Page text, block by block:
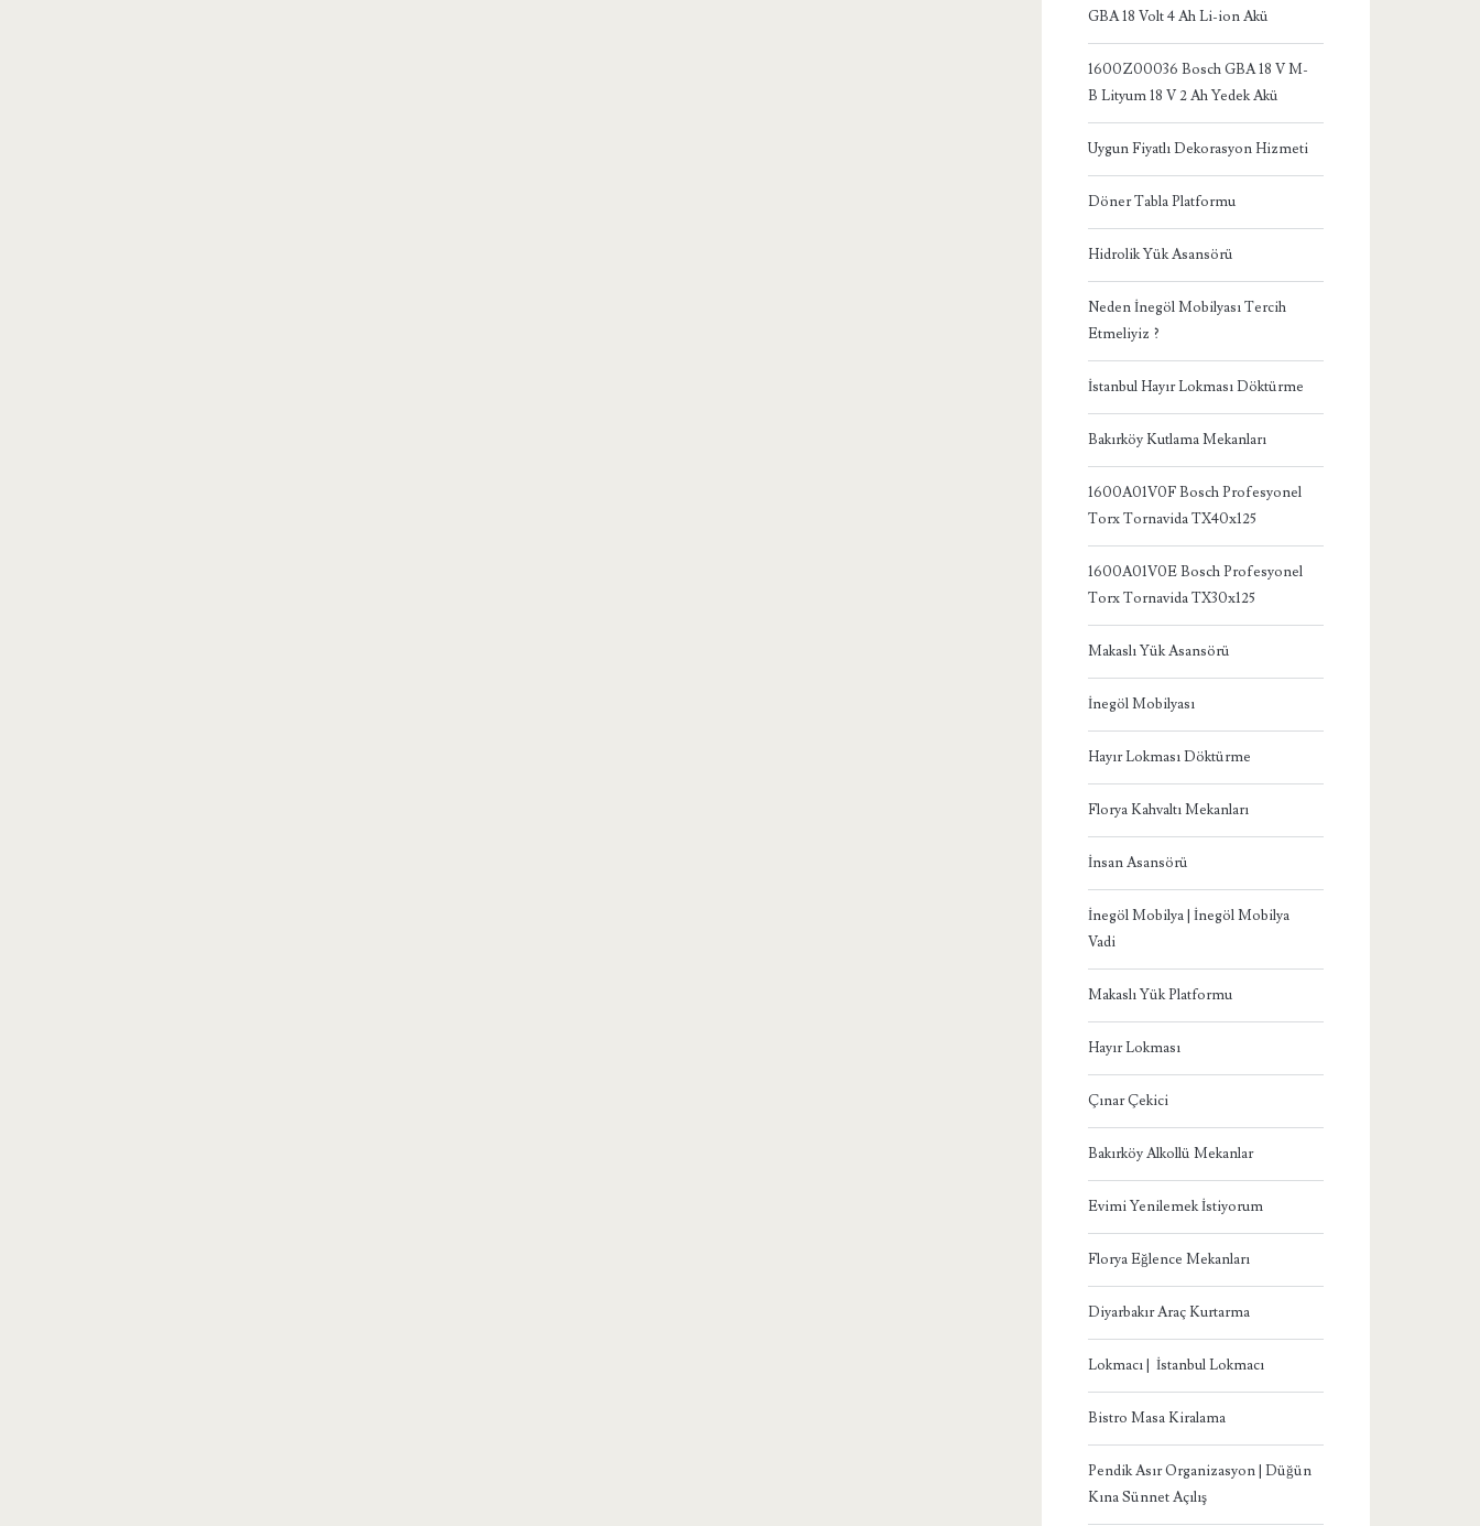
GBA 18 Volt 4 Ah Li-ion Akü
1600Z00036 Bosch GBA 18 V M-
B Lityum 18 V 2 Ah Yedek Akü
Uygun Fiyatlı Dekorasyon Hizmeti
Döner Tabla Platformu
Hidrolik Yük Asansörü
Neden İnegöl Mobilyası Tercih
Etmeliyiz ?
İstanbul Hayır Lokması Döktürme
Bakırköy Kutlama Mekanları
1600A01V0F Bosch Profesyonel
Torx Tornavida TX40x125
1600A01V0E Bosch Profesyonel
Torx Tornavida TX30x125
Makaslı Yük Asansörü
İnegöl Mobilyası
Hayır Lokması Döktürme
Florya Kahvaltı Mekanları
İnsan Asansörü
İnegöl Mobilya | İnegöl Mobilya
Vadi
Makaslı Yük Platformu
Hayır Lokması
Çınar Çekici
Bakırköy Alkollü Mekanlar
Evimi Yenilemek İstiyorum
Florya Eğlence Mekanları
Diyarbakır Araç Kurtarma
Lokmacı | İstanbul Lokmacı
Bistro Masa Kiralama
Pendik Asır Organizasyon | Düğün
Kına Sünnet Açılış